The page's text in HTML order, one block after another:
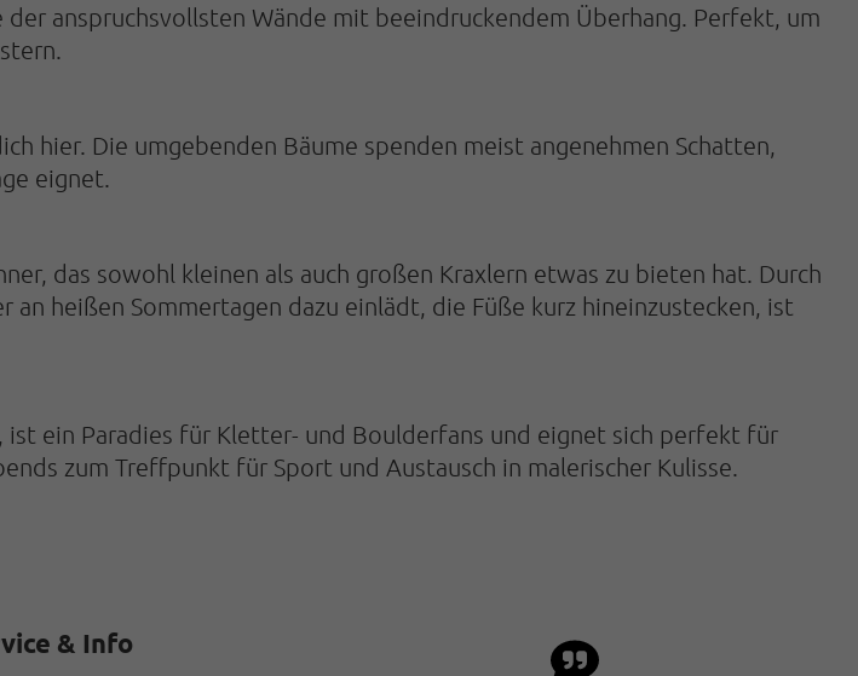
anspruchsvollsten Wände mit beeindruckendem Überhang. Perfekt, um
hier. Die umgebenden Bäume spenden meist angenehmen Schatten,
eignet.
das sowohl kleinen als auch großen Kraxlern etwas zu bieten hat. Durch
heißen Sommertagen dazu einlädt, die Füße kurz hineinzustecken, ist
ein Paradies für Kletter- und Boulderfans und eignet sich perfekt für
zum Treffpunkt für Sport und Austausch in malerischer Kulisse.
& Info